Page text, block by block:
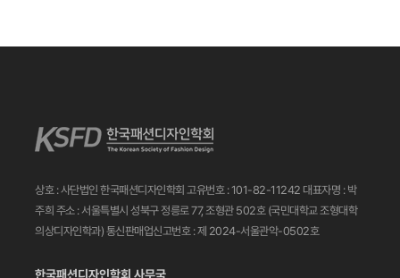
상호 : 사단법인 한국패션디자인학회 고유번호 : 101-82-11242 대표자명 : 박
주희 주소 : 서울특별시 성북구 정릉로 77, 조형관 502호 (국민대학교 조형대학
의상디자인학과) 통신판매업신고번호 : 제 2024-서울관악-0502호
한국패션디자인학회 사무국